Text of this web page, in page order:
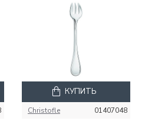
Christofle 01407048
КУПИТЬ